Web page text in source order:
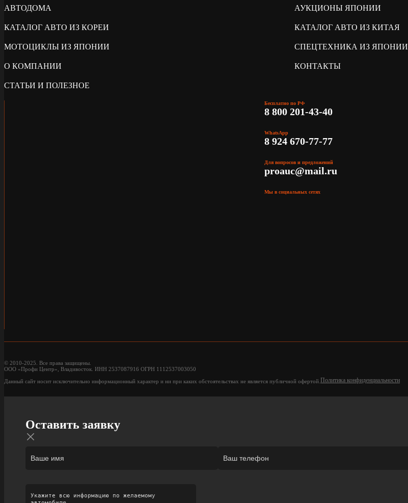
АВТОДОМА АУКЦИОНЫ ЯПОНИИ
КАТАЛОГ АВТО ИЗ КОРЕИ КАТАЛОГ АВТО ИЗ КИТАЯ
МОТОЦИКЛЫ ИЗ ЯПОНИИ СПЕЦТЕХНИКА ИЗ ЯПОНИИ
О КОМПАНИИ КОНТАКТЫ
СТАТЬИ И ПОЛЕЗНОЕ
Бесплатно по РФ
8 800 201-43-40
WhatsApp
8 924 670-77-77
Для вопросов и предложений
proauc@mail.ru
Мы в социальных сетях
© 2010-2025. Все права защищены.
ООО «Профи Центр», Владивосток. ИНН 2537087916 ОГРН 1112537003050
Данный сайт носит исключительно информационный характер и ни при каких обстоятельствах не является публичной офертой. Политика конфиденциальности
Оставить заявку